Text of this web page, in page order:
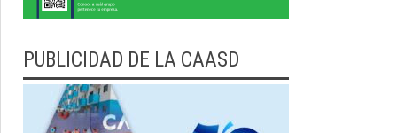
PUBLICIDAD DE LA CAASD